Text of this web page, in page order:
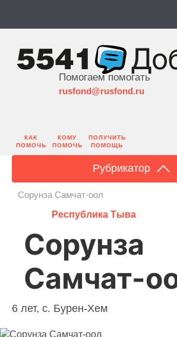
О фонде
Контакты и
Помогаем помогать
rusfond@rusfond.ru
КАК
ПОМОЧЬ
КОМУ
ПОМОЧЬ
ПОЛУЧИТЬ
ПОМОЩЬ
Рубрикатор
Сорунза Самчат-оол
Республика Тыва
Сорунза
Самчат-
6 лет, с. Бурен-Хем